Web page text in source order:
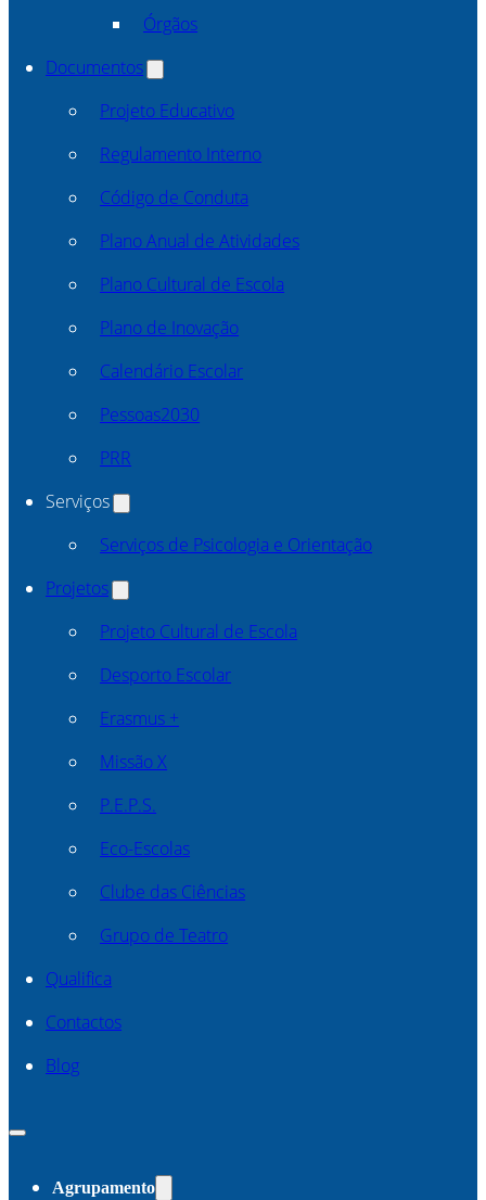
Órgãos
Documentos
Projeto Educativo
Regulamento Interno
Código de Conduta
Plano Anual de Atividades
Plano Cultural de Escola
Plano de Inovação
Calendário Escolar
Pessoas2030
PRR
Serviços
Serviços de Psicologia e Orientação
Projetos
Projeto Cultural de Escola
Desporto Escolar
Erasmus +
Missão X
P.E.P.S.
Eco-Escolas
Clube das Ciências
Grupo de Teatro
Qualifica
Contactos
Blog
Agrupamento